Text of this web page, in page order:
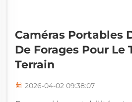
Caméras Portables
De Forages Pour Le
Terrain
2026-04-02 09:38:07